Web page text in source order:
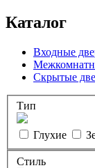
Каталог
Входные
Скрытые
Тип
Глухие
Стиль